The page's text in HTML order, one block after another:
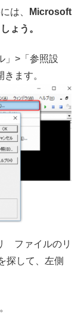
は、
Microsoft
ょう。
」>「参照設
ます。
ファイルのリ
探して、左側